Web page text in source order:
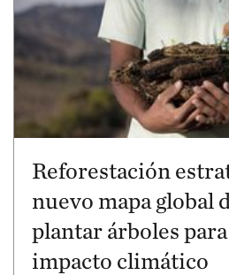
Reforestación
nuevo mapa global
plantar árboles
impacto climático